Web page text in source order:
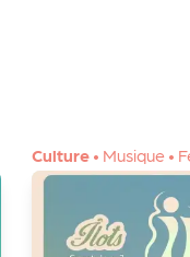
Culture • Musique •